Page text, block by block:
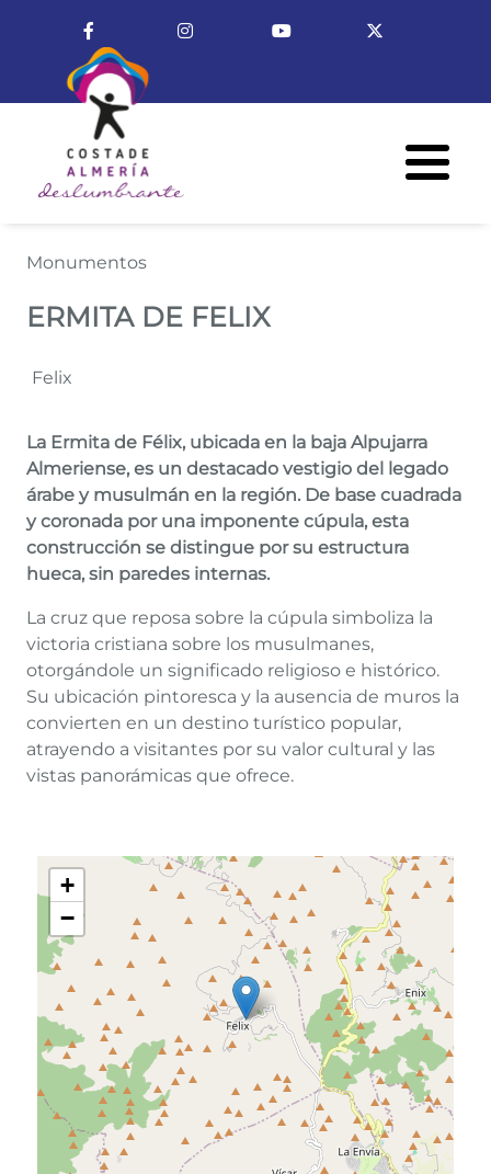
Enlace a FacebookEnlace a InstagramEnlace a Youtube
Monumentos
ERMITA DE FELIX
Felix
La Ermita de Félix, ubicada en la baja Alpujarra
Almeriense, es un destacado vestigio del legado
árabe y musulmán en la región. De base cuadrada
y coronada por una imponente cúpula, esta
construcción se distingue por su estructura
hueca, sin paredes internas.
La cruz que reposa sobre la cúpula simboliza la
victoria cristiana sobre los musulmanes,
otorgándole un significado religioso e histórico.
Su ubicación pintoresca y la ausencia de muros la
convierten en un destino turístico popular,
atrayendo a visitantes por su valor cultural y las
vistas panorámicas que ofrece.
+
−